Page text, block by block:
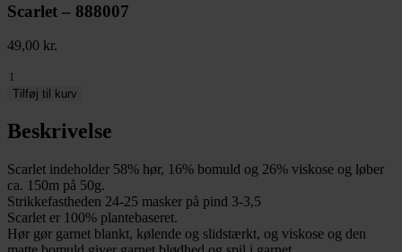
Scarlet – 888007
49,00 kr.
Scarlet
antal
Tilføj til kurv
Beskrivelse
Scarlet indeholder 58% hør, 16% bomuld og 26% viskose og løber
ca. 150m på 50g.
Strikkefastheden 24-25 masker på pind 3-3,5
Scarlet er 100% plantebaseret.
Hør gør garnet blankt, kølende og slidstærkt, og viskose og den